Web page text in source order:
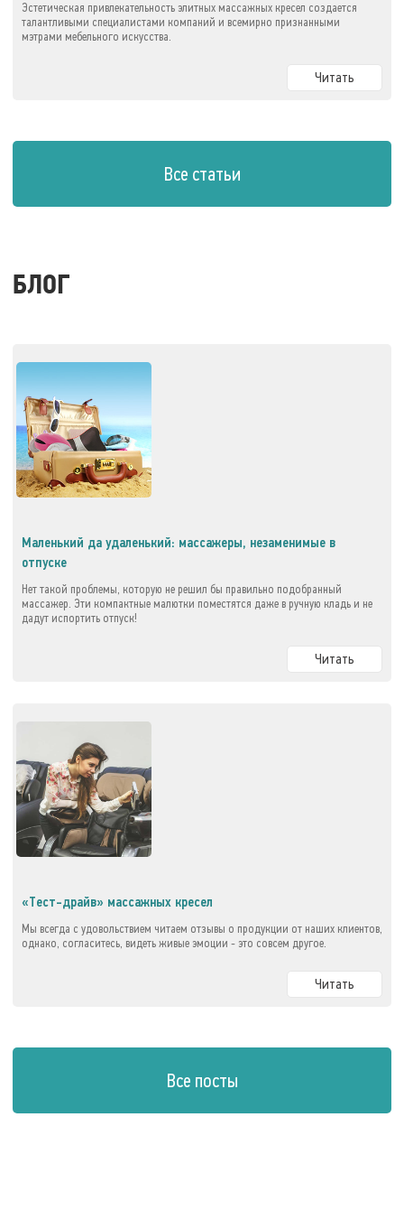
Эстетическая привлекательность элитных массажных кресел создается
талантливыми специалистами компаний и всемирно признанными
мэтрами мебельного искусства.
Читать
Все статьи
БЛОГ
Маленький да удаленький: массажеры, незаменимые в
отпуске
Нет такой проблемы, которую не решил бы правильно подобранный
массажер. Эти компактные малютки поместятся даже в ручную кладь и не
дадут испортить отпуск!
Читать
«Тест-драйв» массажных кресел
Мы всегда с удовольствием читаем отзывы о продукции от наших клиентов,
однако, согласитесь, видеть живые эмоции - это совсем другое.
Читать
Все посты